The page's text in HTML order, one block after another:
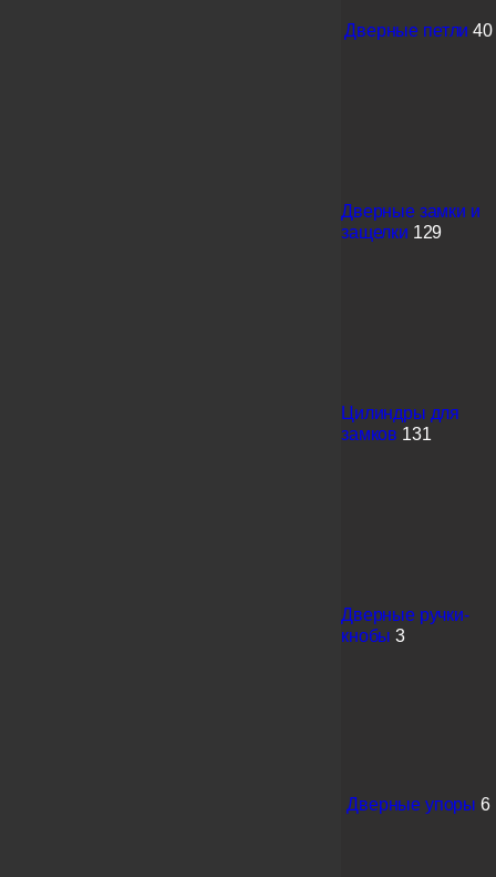
Дверные петли 40
Дверные замки и
защелки 129
Цилиндры для
замков 131
Дверные ручки-
кнобы 3
Дверные упоры 6